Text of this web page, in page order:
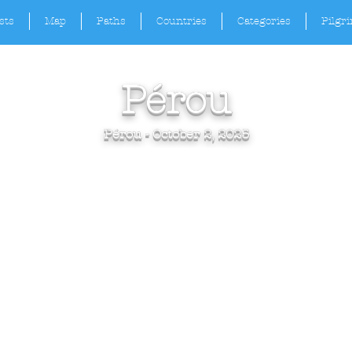
Map Paths Countries Categories
Pérou
Pérou - October 2, 2025